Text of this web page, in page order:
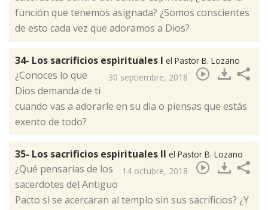
función que tenemos asignada? ¿Somos conscientes
de esto cada vez que adoramos a Dios?
34- Los sacrificios espirituales I el Pastor B. Lozano
30 septiembre, 2018
¿Conoces lo que
Dios demanda de ti
cuando vas a adorarle en su dia o piensas que estás
exento de todo?
35- Los sacrificios espirituales II el Pastor B. Lozano
14 octubre, 2018
​¿Qué pensarías de los
sacerdotes del Antiguo
Pacto si se acercaran al templo sin sus sacrificios? ¿Y